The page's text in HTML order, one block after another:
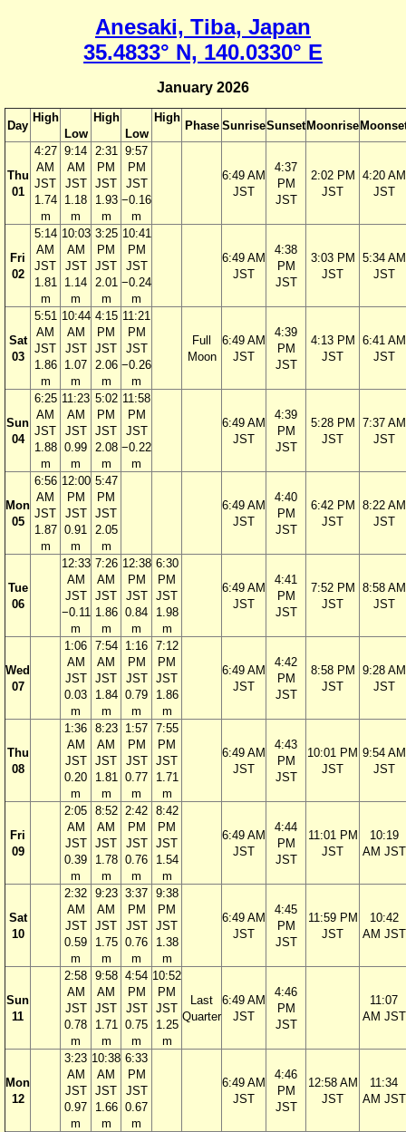
Anesaki, Tiba, Japan
35.4833° N, 140.0330° E
January 2026
Day
High
Low
High
Low
High
Phase SunriseSunset Moonrise
Thu
01
4:27
AM
JST
1.74
m
9:14
AM
JST
1.18
m
2:31
PM
JST
1.93
m
9:57
PM
JST
−0.16
m
6:49 AM
JST
4:37
PM
JST
2:02 PM
JST
4:20 AM
JST
Fri
02
5:14
AM
JST
1.81
m
10:03
AM
JST
1.14
m
3:25
PM
JST
2.01
m
10:41
PM
JST
−0.24
m
6:49 AM
JST
4:38
PM
JST
3:03 PM
JST
5:34 AM
JST
Sat
03
5:51
AM
JST
1.86
m
10:44
AM
JST
1.07
m
4:15
PM
JST
2.06
m
11:21
PM
JST
−0.26
m
Full
Moon
6:49 AM
JST
4:39
PM
JST
4:13 PM
JST
6:41 AM
JST
Sun
04
6:25
AM
JST
1.88
m
11:23
AM
JST
0.99
m
5:02
PM
JST
2.08
m
11:58
PM
JST
−0.22
m
6:49 AM
JST
4:39
PM
JST
5:28 PM
JST
7:37 AM
JST
Mon
05
6:56
AM
JST
1.87
m
12:00
PM
JST
0.91
m
5:47
PM
JST
2.05
m
6:49 AM
JST
4:40
PM
JST
6:42 PM
JST
8:22 AM
JST
Tue
06
12:33
AM
JST
−0.11
m
7:26
AM
JST
1.86
m
12:38
PM
JST
0.84
m
6:30
PM
JST
1.98
m
6:49 AM
JST
4:41
PM
JST
7:52 PM
JST
8:58 AM
JST
Wed
07
1:06
AM
JST
0.03
m
7:54
AM
JST
1.84
m
1:16
PM
JST
0.79
m
7:12
PM
JST
1.86
m
6:49 AM
JST
4:42
PM
JST
8:58 PM
JST
9:28 AM
JST
Thu
08
1:36
AM
JST
0.20
m
8:23
AM
JST
1.81
m
1:57
PM
JST
0.77
m
7:55
PM
JST
1.71
m
6:49 AM
JST
4:43
PM
JST
10:01 PM
JST
9:54 AM
JST
Fri
09
2:05
AM
JST
0.39
m
8:52
AM
JST
1.78
m
2:42
PM
JST
0.76
m
8:42
PM
JST
1.54
m
6:49 AM
JST
4:44
PM
JST
11:01 PM
JST
10:19
AM JST
Sat
10
2:32
AM
JST
0.59
m
9:23
AM
JST
1.75
m
3:37
PM
JST
0.76
m
9:38
PM
JST
1.38
m
6:49 AM
JST
4:45
PM
JST
11:59 PM
JST
10:42
AM JST
Sun
11
2:58
AM
JST
0.78
m
9:58
AM
JST
1.71
m
4:54
PM
JST
0.75
m
10:52
PM
JST
1.25
m
Last
Quarter
6:49 AM
JST
4:46
PM
JST
11:07
AM JST
Mon
12
3:23
AM
JST
0.97
m
10:38
AM
JST
1.66
m
6:33
PM
JST
0.67
m
6:49 AM
JST
4:46
PM
JST
12:58 AM
JST
11:34
AM JST